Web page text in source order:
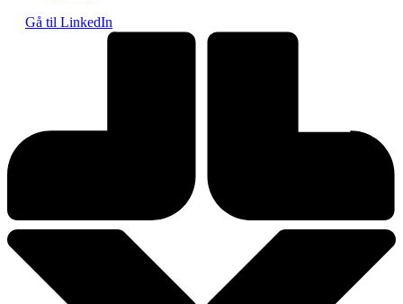
Gå til LinkedIn